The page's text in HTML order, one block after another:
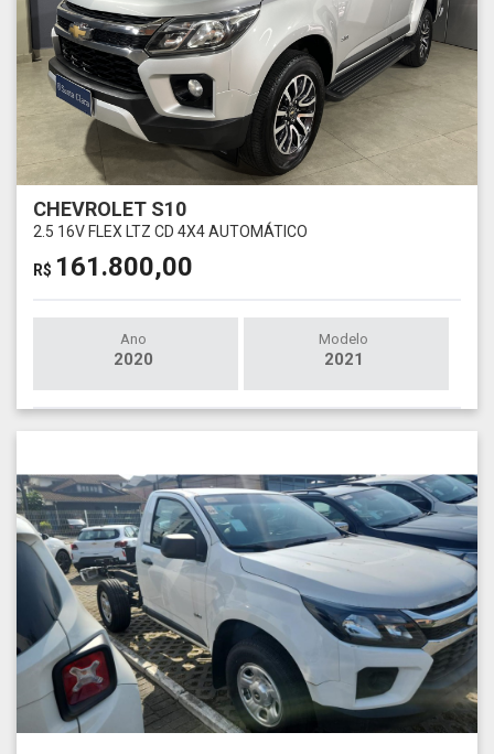
CHEVROLET S10
2.5 16V FLEX LTZ CD 4X4 AUTOMÁTICO
R$ 161.800,00
Ano
2020
Modelo
2021